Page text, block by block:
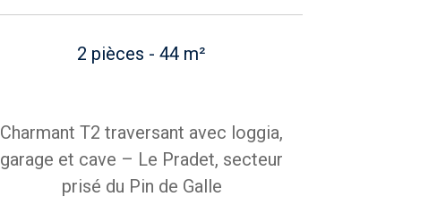
2 pièces - 44 m²
Charmant T2 traversant avec loggia,
garage et cave – Le Pradet, secteur
prisé du Pin de Galle